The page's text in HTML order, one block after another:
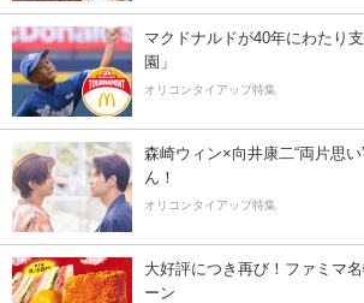
マクドナルドが40年にわたり
園」
オリコンタイアップ特集
森崎ウィン×向井康二“両片思
ん！
オリコンタイアップ特集
大好評につき再び！ファミマ
ーン